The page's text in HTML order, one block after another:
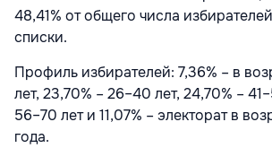
48,41% от общего числа
списки.
Профиль избирателей: 7,36% – в
лет, 23,70% – 26–40 лет, 24,70% –
56–70 лет и 11,07% – электорат в
года.